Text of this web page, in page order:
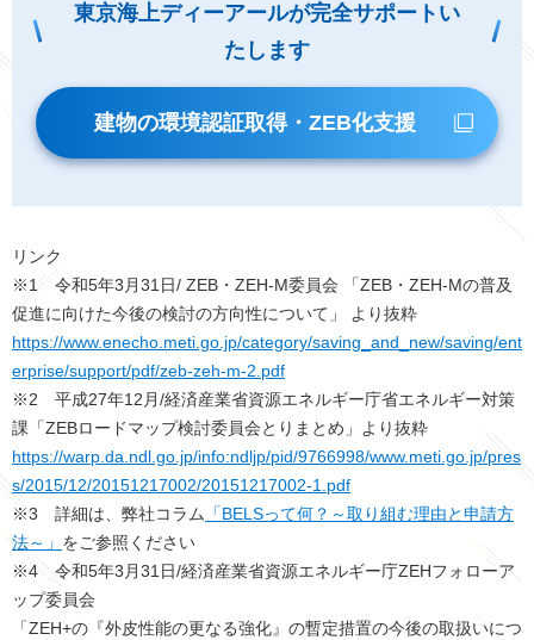
東京海上ディーアールが完全サポートい
たします
建物の環境認証取得・ZEB化支援
リンク
※1 令和5年3月31日/ ZEB・ZEH-M委員会 「ZEB・ZEH-Mの普及
促進に向けた今後の検討の方向性について」 より抜粋
https://www.enecho.meti.go.jp/category/saving_and_new/saving/ent
erprise/support/pdf/zeb-zeh-m-2.pdf
※2 平成27年12月/経済産業省資源エネルギー庁省エネルギー対策
課「ZEBロードマップ検討委員会とりまとめ」より抜粋
https://warp.da.ndl.go.jp/info:ndljp/pid/9766998/www.meti.go.jp/pres
s/2015/12/20151217002/20151217002-1.pdf
※3 詳細は、弊社コラム 「BELSって何？～取り組む理由と申請方
法～」 をご参照ください
※4 令和5年3月31日/経済産業省資源エネルギー庁ZEHフォローア
ップ委員会
「ZEH+の『外皮性能の更なる強化』の暫定措置の今後の取扱いにつ